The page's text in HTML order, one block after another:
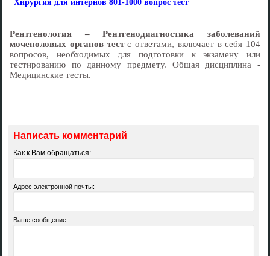
Хирургия для интернов 801-1000 вопрос тест
Рентгенология – Рентгенодиагностика заболеваний
мочеполовых органов тестс ответами, включает в себя 104
вопросов, необходимых для подготовки к экзамену или
тестированию по данному предмету. Общая дисциплина -
Медицинские тесты.
Написать комментарий
Как к Вам обращаться:
Адрес электронной почты:
Ваше сообщение: